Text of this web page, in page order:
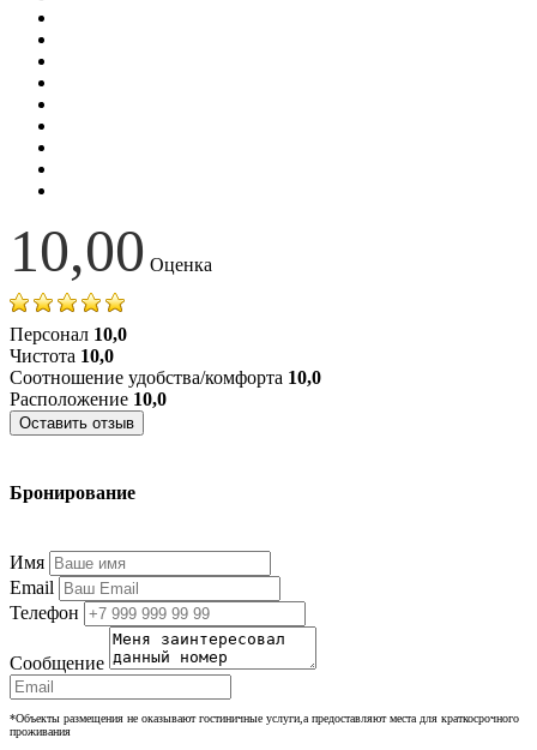
10,00 Оценка
Персонал 10,0
Чистота 10,0
Соотношение удобства/комфорта 10,0
Расположение 10,0
Оставить отзыв
Бронирование
Имя
Email
Телефон
Сообщение
*Объекты размещения не оказывают гостиничные услуги,а предоставляют места для краткосрочного
проживания